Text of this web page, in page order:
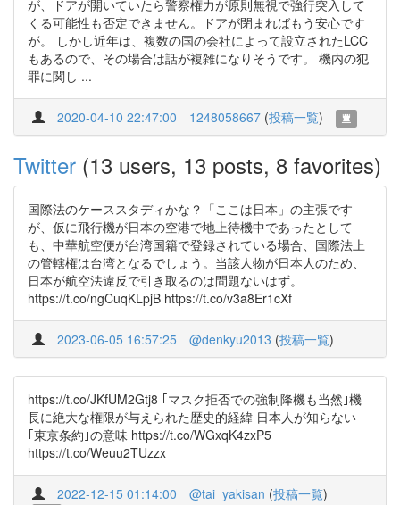
が、ドアが開いていたら警察権力が原則無視で強行突入して
くる可能性も否定できません。ドアが閉まればもう安心です
が。 しかし近年は、複数の国の会社によって設立されたLCC
もあるので、その場合は話が複雑になりそうです。 機内の犯
罪に関し ...
2020-04-10 22:47:00 1248058667 (投稿一覧)
Twitter (13 users, 13 posts, 8 favorites)
国際法のケーススタディかな？「ここは日本」の主張です
が、仮に飛行機が日本の空港で地上待機中であったとして
も、中華航空便が台湾国籍で登録されている場合、国際法上
の管轄権は台湾となるでしょう。当該人物が日本人のため、
日本が航空法違反で引き取るのは問題ないはず。
https://t.co/ngCuqKLpjB https://t.co/v3a8Er1cXf
2023-06-05 16:57:25 @denkyu2013 (投稿一覧)
https://t.co/JKfUM2Gtj8 ｢マスク拒否での強制降機も当然｣機
長に絶大な権限が与えられた歴史的経緯 日本人が知らない
｢東京条約｣の意味 https://t.co/WGxqK4zxP5
https://t.co/Weuu2TUzzx
2022-12-15 01:14:00 @tai_yakisan (投稿一覧)